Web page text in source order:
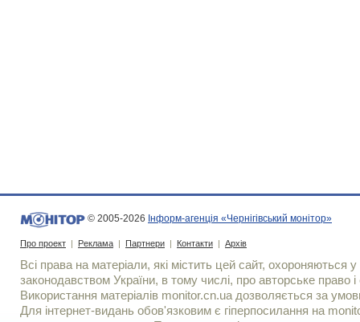
© 2005-2026 Інформ-агенція «Чернігівський монітор»
Про проект | Реклама | Партнери | Контакти | Архів
Всі права на матеріали, які містить цей сайт, охороняються у
законодавством України, в тому числі, про авторське право і
Використання матерiалiв monitor.cn.ua дозволяється за
Для iнтернет-видань обов'язковим є гiперпосилання на